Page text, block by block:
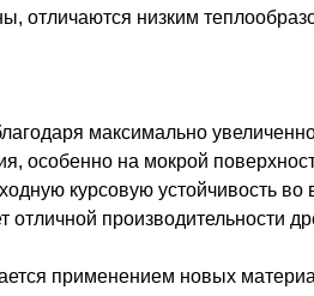
отличаются низким
максимально
особенно на мокрой
курсовую устойчивость во
отличной
применением новых